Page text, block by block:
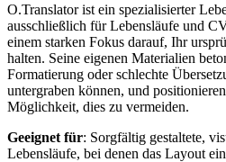
O.Translator ist ein spezialisierter
ausschließlich für Lebensläufe und
einem starken Fokus darauf, Ihr
halten. Seine eigenen Materialien
Formatierung oder schlechte
untergraben können, und
Möglichkeit, dies zu vermeiden.
Geeignet für: Sorgfältig gestaltete,
Lebensläufe, bei denen das Layout